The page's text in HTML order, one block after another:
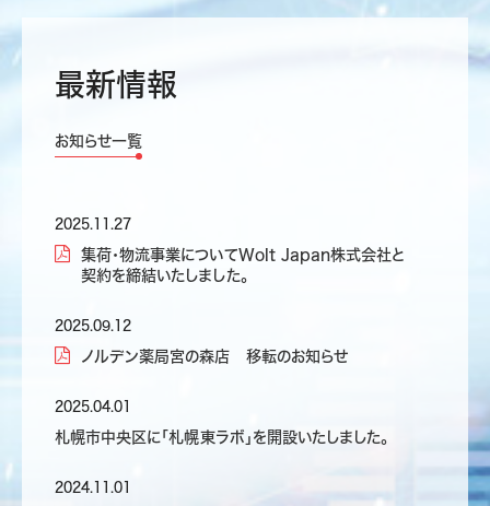
最新情報
お知らせ一覧
2025.11.27
集荷・物流事業についてWolt Japan株式会社と
契約を締結いたしました。
2025.09.12
ノルデン薬局宮の森店 移転のお知らせ
2025.04.01
札幌市中央区に「札幌東ラボ」を開設いたしました。
2024.11.01